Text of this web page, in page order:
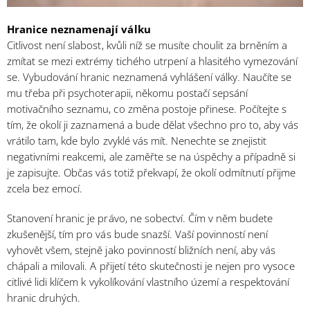
Hranice neznamenají válku
Citlivost není slabost, kvůli níž se musíte choulit za brněním a
zmítat se mezi extrémy tichého utrpení a hlasitého vymezování
se. Vybudování hranic neznamená vyhlášení války. Naučíte se
mu třeba při psychoterapii, někomu postačí sepsání
motivačního seznamu, co změna postoje přinese. Počítejte s
tím, že okolí ji zaznamená a bude dělat všechno pro to, aby vás
vrátilo tam, kde bylo zvyklé vás mít. Nenechte se znejistit
negativními reakcemi, ale zaměřte se na úspěchy a případně si
je zapisujte. Občas vás totiž překvapí, že okolí odmítnutí přijme
zcela bez emocí.
Stanovení hranic je právo, ne sobectví. Čím v něm budete
zkušenější, tím pro vás bude snazší. Vaší povinností není
vyhovět všem, stejně jako povinností bližních není, aby vás
chápali a milovali. A přijetí této skutečnosti je nejen pro vysoce
citlivé lidi klíčem k vykolíkování vlastního území a respektování
hranic druhých.